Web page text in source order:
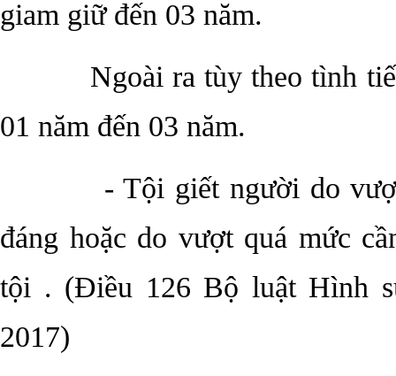
giam giữ đến 03 năm.
Ngoài ra tùy theo tình
01 năm đến 03 năm.
- Tội giết người do
đáng hoặc do vượt quá mức
tội . (Điều 126 Bộ luật Hình
2017)